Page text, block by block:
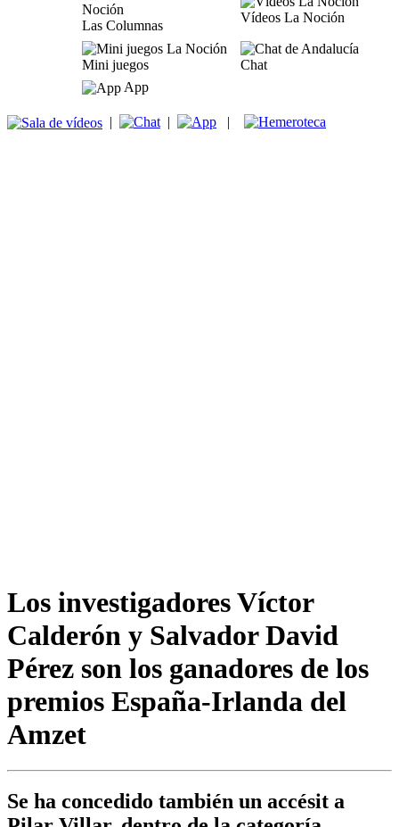
Las Columnas
Vídeos La Noción
Mini juegos
Chat
App
| | |
Los investigadores Víctor
Calderón y Salvador David
Pérez son los ganadores de los
premios España-Irlanda del
Amzet
Se ha concedido también un accésit a